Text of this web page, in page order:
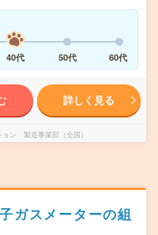
40代 50代 60代
詳しく見る
ン 製造事業部（全国）
ガスメーターの組